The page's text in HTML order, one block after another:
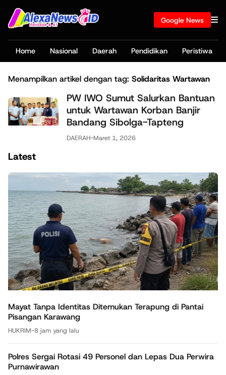
Google News
Home Nasional Daerah Pendidikan Peristiwa
Menampilkan artikel dengan tag: Solidaritas Wartawan
PW IWO Sumut Salurkan Bantuan
untuk Wartawan Korban Banjir
Bandang Sibolga-Tapteng
DAERAH-Maret 1, 2026
Latest
Mayat Tanpa Identitas Ditemukan Terapung di Pantai
Pisangan Karawang
HUKRIM-8 jam yang lalu
Polres Sergai Rotasi 49 Personel dan Lepas Dua Perwira
Purnawirawan